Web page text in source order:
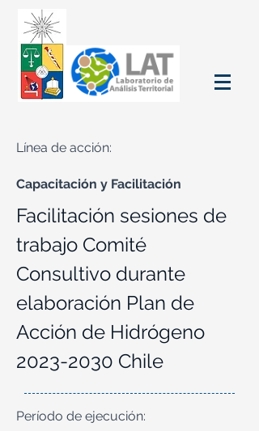
Línea de acción:
Capacitación y Facilitación
Facilitación sesiones de
trabajo Comité
Consultivo durante
elaboración Plan de
Acción de Hidrógeno
2023-2030 Chile
Período de ejecución: